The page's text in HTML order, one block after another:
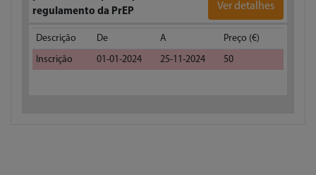
regulamento da PrEP
Ver detalhes
Descrição De A
Preço (€)
Inscrição
01-01-2024 25-11-2024 50